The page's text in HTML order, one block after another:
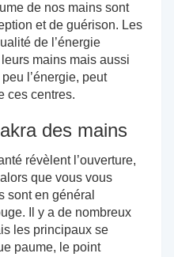
de nos mains sont
et de guérison. Les
de l’énergie
mains mais aussi
l’énergie, peut
ces centres.
des mains
révèlent l’ouverture,
que vous vous
sont en général
Il y a de nombreux
les principaux se
paume, le point